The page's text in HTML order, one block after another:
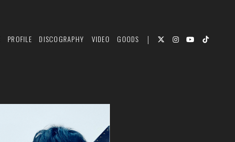
PROFILE DISCOGRAPHY VIDEO GOODS